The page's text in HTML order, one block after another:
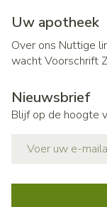
Uw apotheek
Over ons Nuttige
wachtVoorschrift
Nieuwsbrief
Blijf op de hoogte